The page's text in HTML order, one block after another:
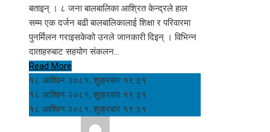
बताइन् । ८ जना बालबालिका आश्रित केन्द्रले हाल
सम्म एक दर्जन बढी बालबालिकालाई शिक्षा र परिवारमा
पुनर्मिलन गराइसकेको उनले जानकारी दिइन् । विभिन्न
दाताहरुबाट सहयोग संकलन…
Read More
१८ आश्विन २०८१, शुक्रबार १९:३१
१८ आश्विन २०८१, शुक्रबार १९:३१
१८ आश्विन २०८१, शुक्रबार १९:३१